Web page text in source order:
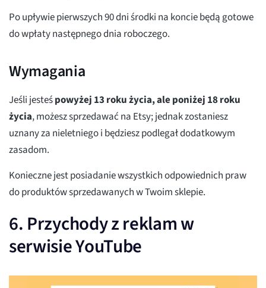
Po upływie pierwszych 90 dni środki na koncie będą gotowe
do wpłaty następnego dnia roboczego.
Wymagania
Jeśli jesteśpowyżej 13 roku życia, ale poniżej 18 roku
życia, możesz sprzedawać na Etsy; jednak zostaniesz
uznany za nieletniego i będziesz podlegał dodatkowym
zasadom.
Konieczne jest posiadanie wszystkich odpowiednich praw
do produktów sprzedawanych w Twoim sklepie.
6. Przychody z reklam w
serwisie YouTube